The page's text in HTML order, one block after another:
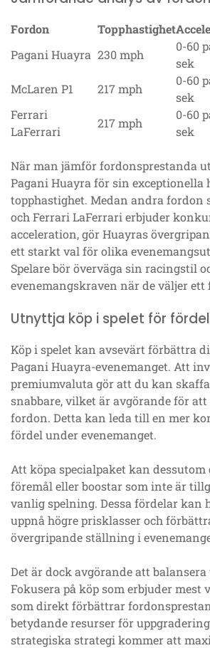
Fordon Topphastighet
Pagani Huayra 230 mph
0-60
sek
McLaren P1 217 mph
0-60
sek
Ferrari
LaFerrari
217 mph
0-60
sek
När man jämför fordonsprestanda
Pagani Huayra för sin exceptionella
topphastighet. Medan andra fordon
och Ferrari LaFerrari erbjuder
acceleration, gör Huayras
ett starkt val för olika
Spelare bör överväga sin racingstil
evenemangskraven när de väljer ett
Utnyttja köp i spelet för fördel
Köp i spelet kan avsevärt förbättra
Pagani Huayra-evenemanget. Att
premiumvaluta gör att du kan
snabbare, vilket är avgörande för
fordon. Detta kan leda till en mer
fördel under evenemanget.
Att köpa specialpaket kan dessutom
föremål eller boostar som inte är
vanlig spelning. Dessa fördelar kan
uppnå högre prisklasser och
övergripande ställning i
Det är dock avgörande att
Fokusera på köp som erbjuder mest
som direkt förbättrar
betydande resurser för
strategiska strategi kommer att